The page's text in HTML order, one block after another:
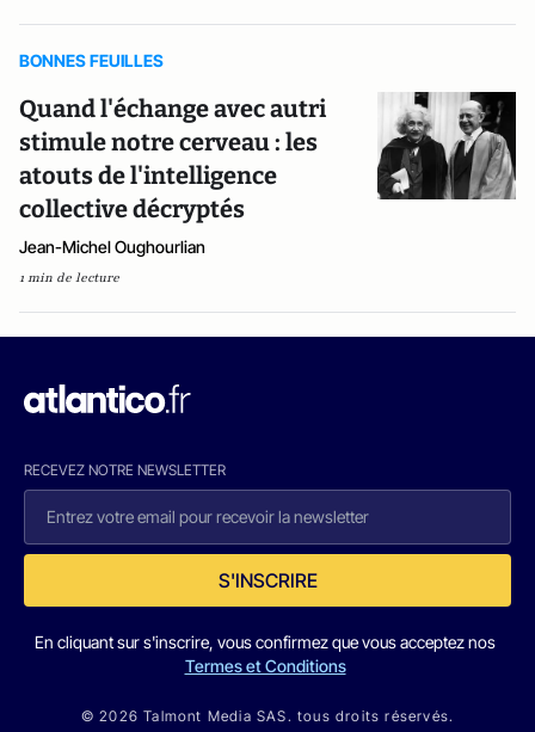
BONNES FEUILLES
Quand l'échange avec autri
stimule notre cerveau : les
atouts de l'intelligence
collective décryptés
Jean-Michel Oughourlian
1 min de lecture
RECEVEZ NOTRE NEWSLETTER
S'INSCRIRE
En cliquant sur s'inscrire, vous confirmez que vous acceptez nos
Termes et Conditions
© 2026 Talmont Media SAS. tous droits réservés.